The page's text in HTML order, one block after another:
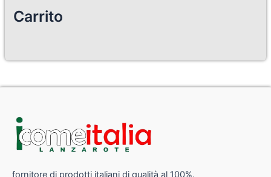
Carrito
fornitore di prodotti italiani di qualità al 100%.